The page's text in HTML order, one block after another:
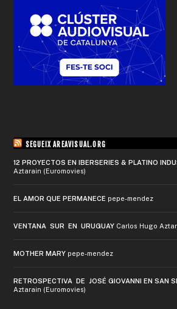
SEGUEIX AREAVISUAL.ORG
12 PROYECTOS EN IBERSERIES & PLATINO
Aztarain (Euromovies)
EL AMOR QUE PERMANECE pepe-mendez
VENTANA SUR EN URUGUAY Carlos Hugo
MOTHER MARY pepe-mendez
RETROSPECTIVA DE JOSÉ GIOVANNI EN SAN
Aztarain (Euromovies)